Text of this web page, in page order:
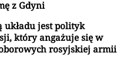
z Gdyni
układu jest polityk
który angażuje się w
rosyjskiej armii